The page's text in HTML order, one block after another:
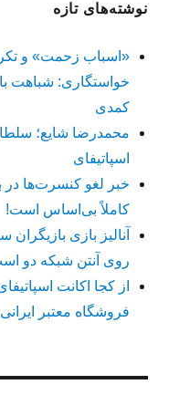
نوشته‌های تازه
«اسباب زحمت» و
کمدی
محمدرضا شایع؛
اسپاتیفای
خبر لغو کنسرت‌ها در
کاملاً بی‌اساس است!
آنالیز بازی
روی آنتن شبکه دو
فروشگاه معتبر ایرانی